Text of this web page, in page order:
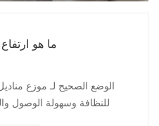
ما هو
للنظافة وسهولة الوصول